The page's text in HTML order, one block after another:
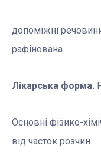
допоміжні
рафінована.
Лікарська форма.
Основні фізико-
від часток розчин.